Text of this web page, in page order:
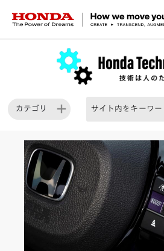
HONDA The Power of Dreams
カテゴリ